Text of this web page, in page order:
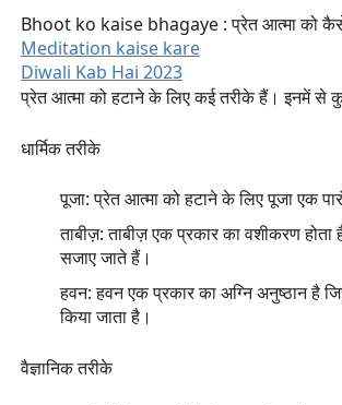
Bhoot ko kaise bhagaye : प्रेत आत्मा को
Meditation kaise kare
Diwali Kab Hai 2023
प्रेत आत्मा को हटाने के लिए कई तरीके हैं। इनमें से
धार्मिक तरीके
पूजा:प्रेत आत्मा को हटाने के लिए पूजा एक
ताबीज़:ताबीज़ एक प्रकार का वशीकरण
सजाए जाते हैं।
हवन:हवन एक प्रकार का अग्नि अनुष्ठान है
किया जाता है।
वैज्ञानिक तरीके